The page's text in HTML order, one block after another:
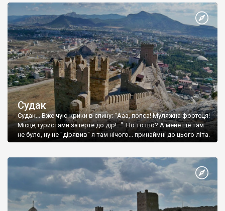
Судак
Судак... Вже чую крики в спину: "Ааа, попса! Муляжна фортеця!
Місце,туристами затерте до дір!..." Но то шо? А мене ще там
не було, ну не "дірявив" я там нічого... принаймні до цього літа.